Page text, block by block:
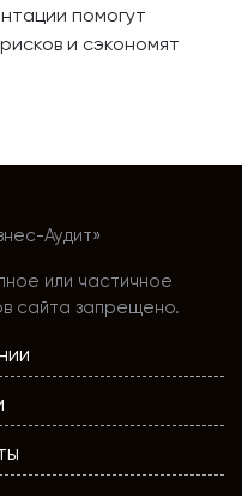
помогут
и сэкономят
Аудит»
или частичное
сайта запрещено.